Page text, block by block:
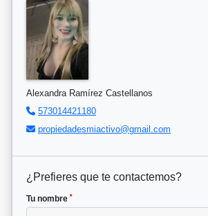
Alexandra Ramírez Castellanos
573014421180
propiedadesmiactivo@gmail.com
¿Prefieres que te contactemos?
Tu nombre *